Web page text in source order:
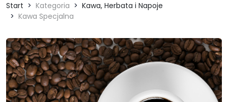
Start
Kategoria
Kawa, Herbata i Napoje
Kawa Specjalna